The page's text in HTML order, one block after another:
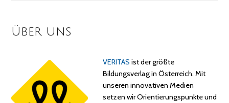
Über uns
VERITAS ist der größte
Bildungsverlag in Österreich. Mit
unseren innovativen Medien
setzen wir Orientierungspunkte und